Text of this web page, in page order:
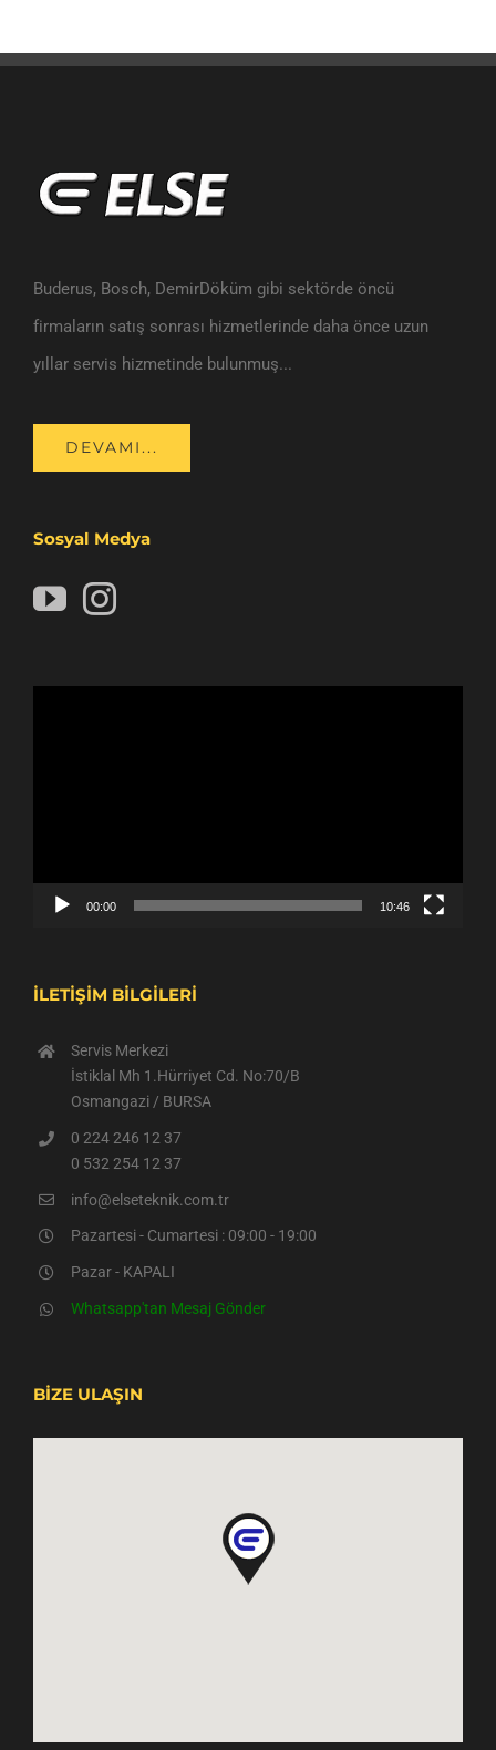
Buderus, Bosch, DemirDöküm gibi sektörde öncü
firmaların satış sonrası hizmetlerinde daha önce uzun
yıllar servis hizmetinde bulunmuş...
DEVAMI...
Sosyal Medya
00:00 10:46
İLETİŞİM BİLGİLERİ
Servis Merkezi
İstiklal Mh 1.Hürriyet Cd. No:70/B
Osmangazi / BURSA
0 224 246 12 37
0 532 254 12 37
info@elseteknik.com.tr
Pazartesi - Cumartesi : 09:00 - 19:00
Pazar - KAPALI
Whatsapp'tan Mesaj Gönder
BİZE ULAŞIN